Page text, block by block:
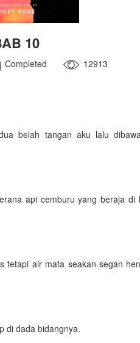
10
Completed 12913
belah tangan aku lalu
api cemburu yang beraja di
tetapi air mata seakan segan
di dada bidangnya.